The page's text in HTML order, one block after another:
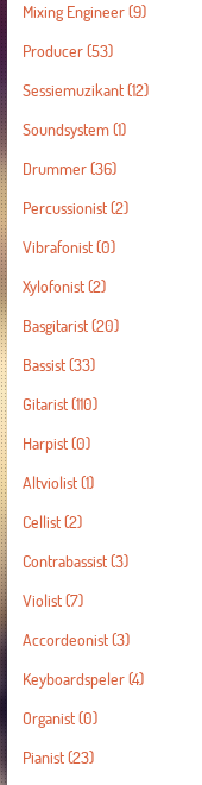
Mixing Engineer(9)
Producer(53)
Sessiemuzikant(12)
Soundsystem(1)
Drummer(36)
Percussionist(2)
Vibrafonist(0)
Xylofonist(2)
Basgitarist(20)
Bassist(33)
Gitarist(110)
Harpist(0)
Altviolist(1)
Cellist(2)
Contrabassist(3)
Violist(7)
Accordeonist(3)
Keyboardspeler(4)
Organist(0)
Pianist(23)